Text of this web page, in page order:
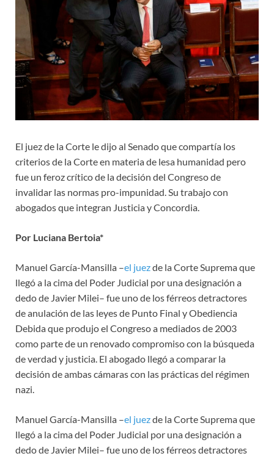
El juez de la Corte le dijo al Senado que compartía los
criterios de la Corte en materia de lesa humanidad pero
fue un feroz crítico de la decisión del Congreso de
invalidar las normas pro-impunidad. Su trabajo con
abogados que integran Justicia y Concordia.
Por Luciana Bertoia*
Manuel García-Mansilla –el juezde la Corte Suprema que
llegó a la cima del Poder Judicial por una designación a
dedo de Javier Milei– fue uno de los férreos detractores
de anulación de las leyes de Punto Final y Obediencia
Debida que produjo el Congreso a mediados de 2003
como parte de un renovado compromiso con la búsqueda
de verdad y justicia. El abogado llegó a comparar la
decisión de ambas cámaras con las prácticas del régimen
nazi.
Manuel García-Mansilla –el juezde la Corte Suprema que
llegó a la cima del Poder Judicial por una designación a
dedo de Javier Milei– fue uno de los férreos detractores